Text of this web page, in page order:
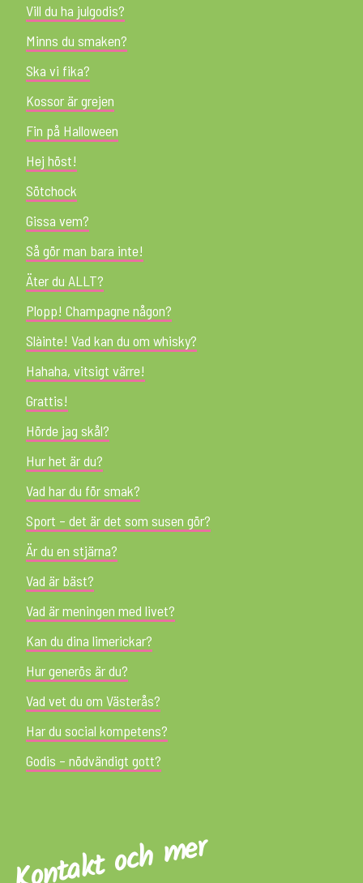
Vill du ha julgodis?
Minns du smaken?
Ska vi fika?
Kossor är grejen
Fin på Halloween
Hej höst!
Sötchock
Gissa vem?
Så gör man bara inte!
Äter du ALLT?
Plopp! Champagne någon?
Slàinte! Vad kan du om whisky?
Hahaha, vitsigt värre!
Grattis!
Hörde jag skål?
Hur het är du?
Vad har du för smak?
Sport – det är det som susen gör?
Är du en stjärna?
Vad är bäst?
Vad är meningen med livet?
Kan du dina limerickar?
Hur generös är du?
Vad vet du om Västerås?
Har du social kompetens?
Godis – nödvändigt gott?
Kontakt och mer